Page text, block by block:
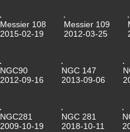
Messier 108
2015-02-19
Messier 109
2012-03-25
NGC90
2012-09-16
NGC 147
2013-09-06
NGC281
2009-10-19
NGC 281
2018-10-11